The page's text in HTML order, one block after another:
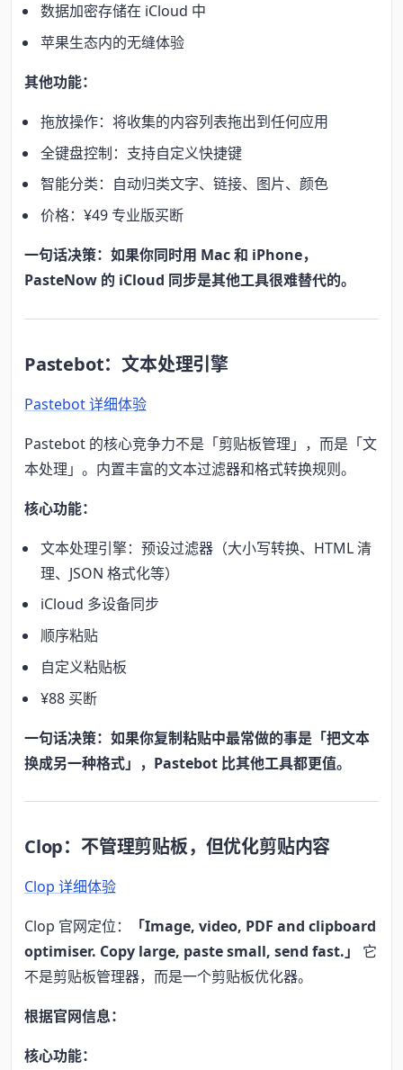
数据加密存储在 iCloud 中
苹果生态内的无缝体验
其他功能：
拖放操作：将收集的内容列表拖出到任何应用
全键盘控制：支持自定义快捷键
智能分类：自动归类文字、链接、图片、颜色
价格：¥49 专业版买断
一句话决策：如果你同时用 Mac 和 iPhone，
PasteNow 的 iCloud 同步是其他工具很难替代的。
Pastebot：文本处理引擎
Pastebot 详细体验
Pastebot 的核心竞争力不是「剪贴板管理」，而是「文
本处理」。内置丰富的文本过滤器和格式转换规则。
核心功能：
文本处理引擎：预设过滤器（大小写转换、HTML 清
理、JSON 格式化等）
iCloud 多设备同步
顺序粘贴
自定义粘贴板
¥88 买断
一句话决策：如果你复制粘贴中最常做的事是「把文本
换成另一种格式」，Pastebot 比其他工具都更值。
Clop：不管理剪贴板，但优化剪贴内容
Clop 详细体验
Clop 官网定位：
「Image, video, PDF and clipboard
optimiser. Copy large, paste small, send fast.」
它
不是剪贴板管理器，而是一个剪贴板优化器。
根据官网信息：
核心功能：